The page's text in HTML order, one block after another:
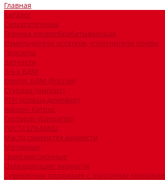
Главная
Каталог
Сельхозтехника
Техника почвообрабатывающая
Измельчители остатков, уплотнители почвы
Прицепы
Запчасти
З/ч к БДМ
Корпус БДМ (Россия)
Ступица (импорт)
РТИ (кольца,демпфер)
Амазон Катрос
Гаспардо (Gaspardo)
РОСТСЕЛЬМАШ
Масла,смазки,тех.жидкости
Моторные
Трансмиссионные
Охлаждающие жидкости
Сувенирная продукция с логотипом компании